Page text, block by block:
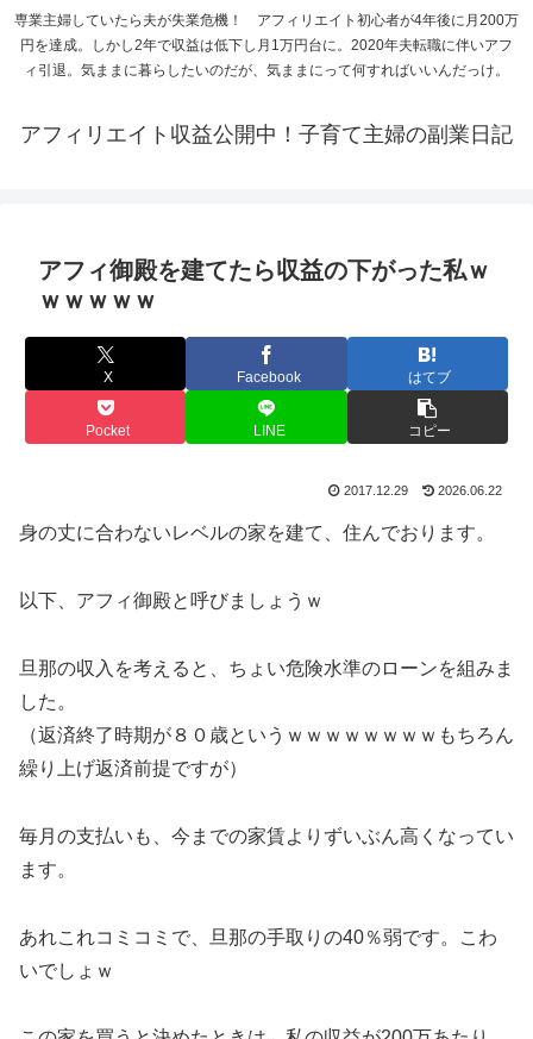
専業主婦していたら夫が失業危機！ アフィリエイト初心者が4年後に月200万
円を達成。しかし2年で収益は低下し月1万円台に。2020年夫転職に伴いアフ
ィ引退。気ままに暮らしたいのだが、気ままにって何すればいいんだっけ。
アフィリエイト収益公開中！子育て主婦の副業日記
アフィ御殿を建てたら収益の下がった私ｗ
ｗｗｗｗｗ
X Facebook はてブ
Pocket LINE コピー
2017.12.29 2026.06.22
身の丈に合わないレベルの家を建て、住んでおります。
以下、アフィ御殿と呼びましょうｗ
旦那の収入を考えると、ちょい危険水準のローンを組みま
した。
（返済終了時期が８０歳というｗｗｗｗｗｗｗｗもちろん
繰り上げ返済前提ですが）
毎月の支払いも、今までの家賃よりずいぶん高くなってい
ます。
あれこれコミコミで、旦那の手取りの40％弱です。こわ
いでしょｗ